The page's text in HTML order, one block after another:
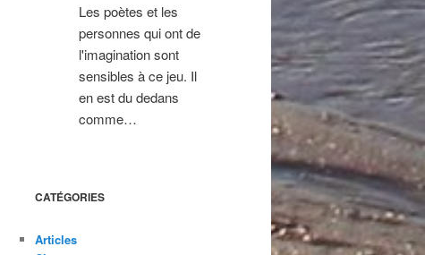
Les poètes et les
personnes qui ont de
l'imagination sont
sensibles à ce jeu. Il
en est du dedans
comme…
CATÉGORIES
Articles